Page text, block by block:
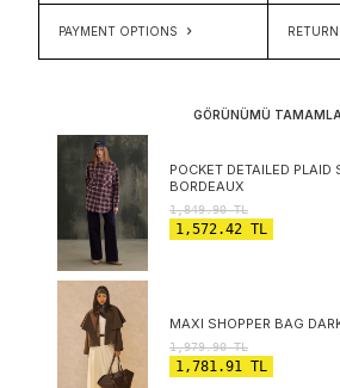
PAYMENT OPTIONS
GÖRÜNÜMÜ TAMAMLA
POCKET DETAILED PLAID
BORDEAUX
1,849.90TL
1,572.42 TL
MAXI SHOPPER BAG
1,979.90TL
1,781.91 TL